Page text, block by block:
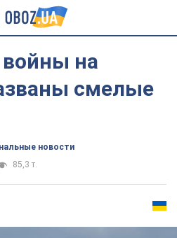
на
смелые
новости
85,3 т.